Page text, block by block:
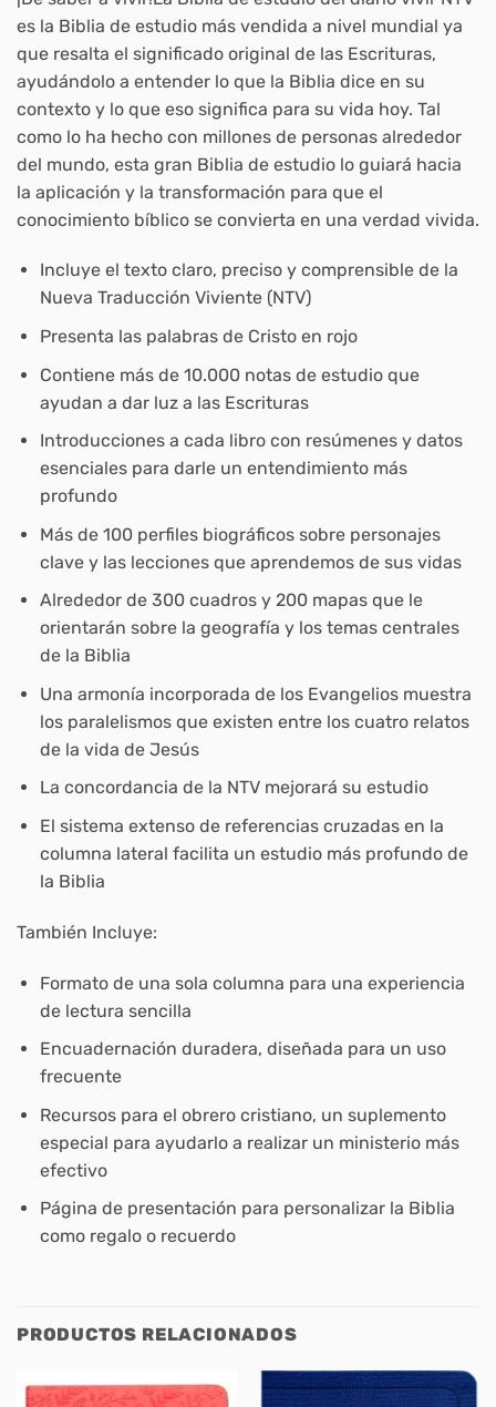
es la Biblia de estudio más vendida a nivel mundial ya
que resalta el significado original de las Escrituras,
ayudándolo a entender lo que la Biblia dice en su
contexto y lo que eso significa para su vida hoy. Tal
como lo ha hecho con millones de personas alrededor
del mundo, esta gran Biblia de estudio lo guiará hacia
la aplicación y la transformación para que el
conocimiento bíblico se convierta en una verdad vivida.
Incluye el texto claro, preciso y comprensible de la
Nueva Traducción Viviente (NTV)
Presenta las palabras de Cristo en rojo
Contiene más de 10.000 notas de estudio que
ayudan a dar luz a las Escrituras
Introducciones a cada libro con resúmenes y datos
esenciales para darle un entendimiento más
profundo
Más de 100 perfiles biográficos sobre personajes
clave y las lecciones que aprendemos de sus vidas
Alrededor de 300 cuadros y 200 mapas que le
orientarán sobre la geografía y los temas centrales
de la Biblia
Una armonía incorporada de los Evangelios muestra
los paralelismos que existen entre los cuatro relatos
de la vida de Jesús
La concordancia de la NTV mejorará su estudio
El sistema extenso de referencias cruzadas en la
columna lateral facilita un estudio más profundo de
la Biblia
También Incluye:
Formato de una sola columna para una experiencia
de lectura sencilla
Encuadernación duradera, diseñada para un uso
frecuente
Recursos para el obrero cristiano, un suplemento
especial para ayudarlo a realizar un ministerio más
efectivo
Página de presentación para personalizar la Biblia
como regalo o recuerdo
PRODUCTOS RELACIONADOS